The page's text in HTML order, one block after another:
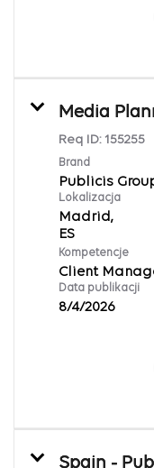
Media
Req ID: 155255
Brand
Publicis
Lokalizacja
Madrid,
Kompetencje
Client
Data publikacji
8/4/2026
Spain -